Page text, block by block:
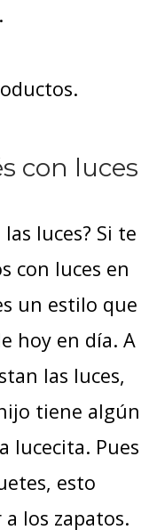
con luces
luces? Si te
con luces en
un estilo que
hoy en día. A
las luces,
tiene algún
lucecita. Pues
esto
los zapatos.